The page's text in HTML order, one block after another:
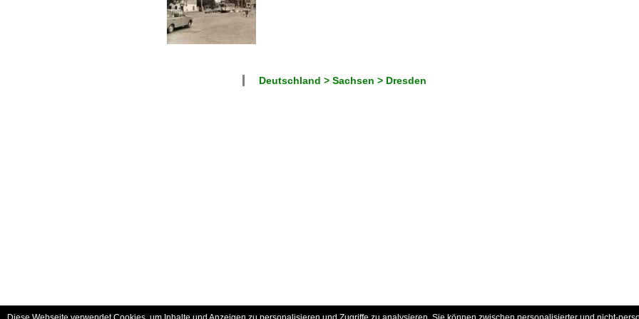
Deutschland > Sachsen > Dresden